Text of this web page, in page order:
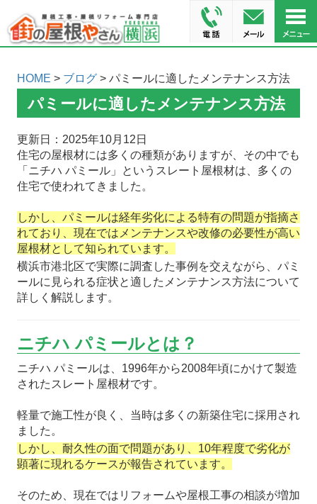
HOME > ブログ> パミールに適したメンテナンス方法
パミールに適したメンテナンス方法
更新日：2025年10月12日
住宅の屋根材には多くの種類がありますが、その中でも
「ニチハ パミール」というスレート屋根材は、多くの
住宅で使われてきました。
しかし、パミールは経年劣化による特有の問題が指摘さ
れており、現在ではメンテナンスや改修の必要性が高い
屋根材として知られています。
横浜市港北区で実際に調査した事例を交えながら、パミ
ールに見られる症状と適したメンテナンス方法について
詳しく解説します。
ニチハ パミールとは？
ニチハ パミールは、1996年から2008年頃にかけて製造
されたスレート屋根材です。
軽量で施工性が良く、当時は多くの新築住宅に採用され
ました。
しかし、耐久性の面で問題があり、10年程度で劣化が
顕著に現れるケースが報告されています。
そのため、現在ではリフォームや屋根工事の相談が増加